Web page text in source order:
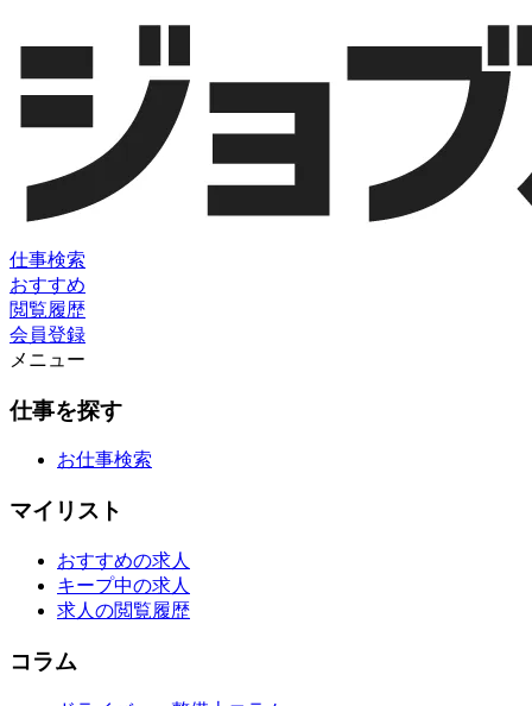
仕事検索
おすすめ
閲覧履歴
会員登録
メニュー
仕事を探す
お仕事検索
マイリスト
おすすめの求人
キープ中の求人
求人の閲覧履歴
コラム